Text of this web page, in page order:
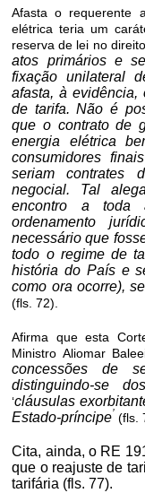
Afasta o requerente
elétrica teria um
reserva de lei no
atos primários e
fixação unilateral
afasta, à
de tarifa. Não é
que o contrato de
energia elétrica
consumidores
seriam contrates
negocial. Tal
encontro a toda
ordenamento
necessário que
todo o regime de
história do País e
como ora ocorre),
(fls. 72).
Afirma que esta
Ministro Aliomar
concessões de
distinguindo-se
‘cláusulas
Estado-príncipe’ (fls.
Cita, ainda, o RE
que o reajuste de
tarifária (fls. 77).